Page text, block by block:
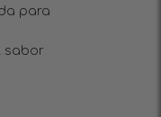
para
sabor